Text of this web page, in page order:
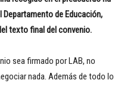
de Educación,
texto final del convenio.
sea firmado por LAB, no
nada. Además de todo lo